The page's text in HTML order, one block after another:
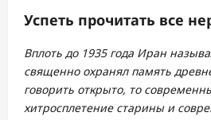
Успеть прочитать все
Вплоть до 1935 года Иран
священно охранял память
говорить открыто, то
хитросплетение старины и